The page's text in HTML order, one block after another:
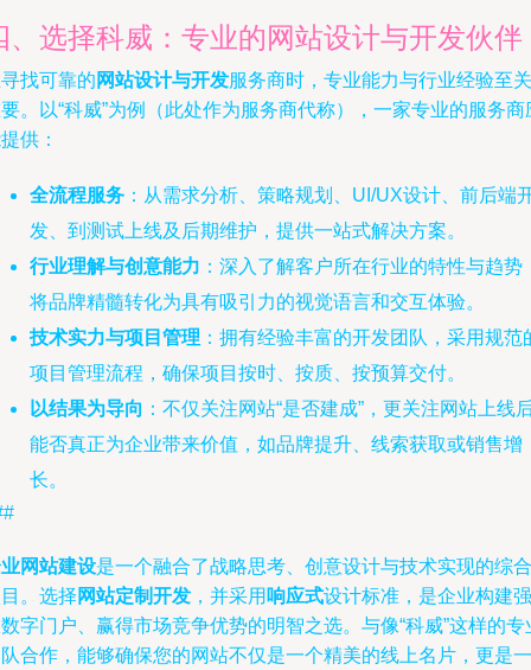
、选择科威：专业的网站设计与开发伙伴
找可靠的 网站设计与开发服务商时，专业能力与行业经验至关
。以“科威”为例（此处作为服务商代称），一家专业的服务商
供：
全流程服务 ：从需求分析、策略规划、UI/UX设计、前后端
发、到测试上线及后期维护，提供一站式解决方案。
行业理解与创意能力 ：深入了解客户所在行业的特性与趋势
将品牌精髓转化为具有吸引力的视觉语言和交互体验。
技术实力与项目管理 ：拥有经验丰富的开发团队，采用规范
项目管理流程，确保项目按时、按质、按预算交付。
以结果为导向 ：不仅关注网站“是否建成”，更关注网站上线
能否真正为企业带来价值，如品牌提升、线索获取或销售增
长。
网站建设是一个融合了战略思考、创意设计与技术实现的综合
。选择 网站定制开发 ，并采用 响应式设计标准，是企业构建强
字门户、赢得市场竞争优势的明智之选。与像“科威”这样的专
合作，能够确保您的网站不仅是一个精美的线上名片，更是一